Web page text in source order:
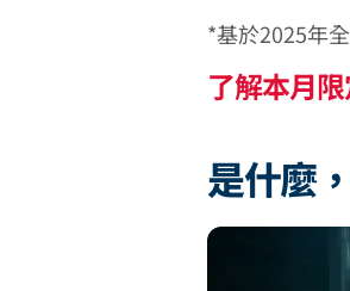
*基於2025年
了解本月
是什麼